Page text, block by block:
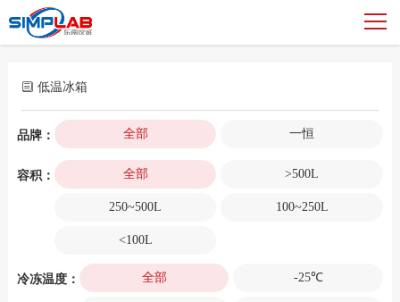
低温冰箱
品牌： 全部 一恒
容积： 全部 >500L
250~500L 100~250L
<100L
冷冻温度： 全部 -25℃